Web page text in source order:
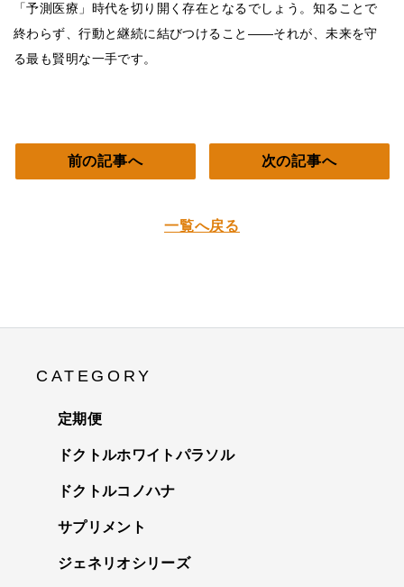
「予測医療」時代を切り開く存在となるでしょう。知ることで
終わらず、行動と継続に結びつけること――それが、未来を守
る最も賢明な一手です。
前の記事へ
一覧へ戻る
次の記事へ
CATEGORY
定期便
ドクトルホワイトパラソル
ドクトルコノハナ
サプリメント
ジェネリオシリーズ